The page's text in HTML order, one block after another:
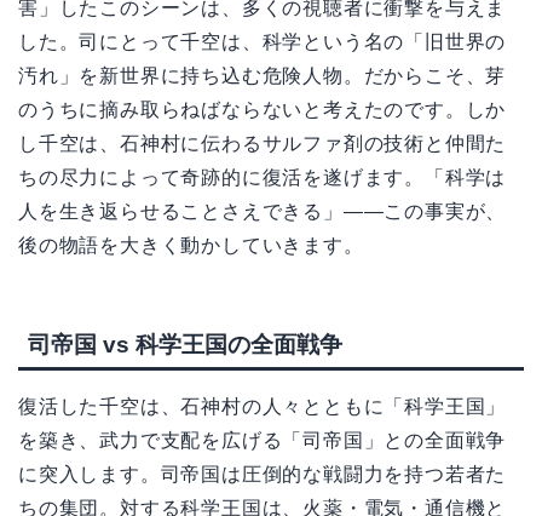
害」したこのシーンは、多くの視聴者に衝撃を与えま
した。司にとって千空は、科学という名の「旧世界の
汚れ」を新世界に持ち込む危険人物。だからこそ、芽
のうちに摘み取らねばならないと考えたのです。しか
し千空は、石神村に伝わるサルファ剤の技術と仲間た
ちの尽力によって奇跡的に復活を遂げます。「科学は
人を生き返らせることさえできる」——この事実が、
後の物語を大きく動かしていきます。
司帝国 vs 科学王国の全面戦争
復活した千空は、石神村の人々とともに「科学王国」
を築き、武力で支配を広げる「司帝国」との全面戦争
に突入します。司帝国は圧倒的な戦闘力を持つ若者た
ちの集団。対する科学王国は、火薬・電気・通信機と